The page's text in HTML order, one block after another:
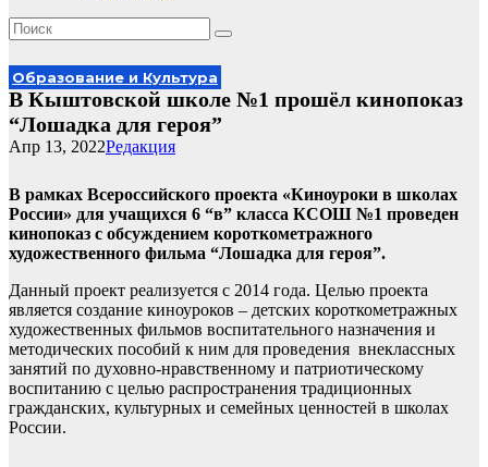
Образование и Культура
В Кыштовской школе №1 прошёл кинопоказ
“Лошадка для героя”
Редакция
Апр 13, 2022
В рамках Всероссийского проекта «Киноуроки в школах
России» для учащихся 6 “в” класса КСОШ №1 проведен
кинопоказ с обсуждением короткометражного
художественного фильма “Лошадка для героя”.
Данный проект реализуется с 2014 года. Целью проекта
является создание киноуроков – детских короткометражных
художественных фильмов воспитательного назначения и
методических пособий к ним для проведения внеклассных
занятий по духовно-нравственному и патриотическому
воспитанию с целью распространения традиционных
гражданских, культурных и семейных ценностей в школах
России.